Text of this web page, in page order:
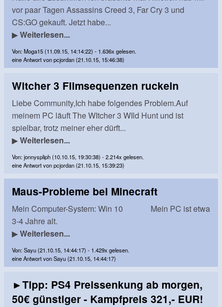
vor paar Tagen Assassins Creed 3, Far Cry 3 und
CS:GO gekauft. Jetzt habe...
▶Weiterlesen...
Von: Moga15 (11.09.15, 14:14:22) - 1.636x gelesen.
eine Antwort von pcjordan (21.10.15, 15:46:38)
Witcher 3 Filmsequenzen ruckeln
Liebe Community,Ich habe folgendes Problem.Auf
meinem PC läuft The WItcher 3 WIld Hunt und ist
spielbar, trotz meiner eher dürft...
▶Weiterlesen...
Von: jonnyspliph (10.10.15, 19:30:38) - 2.214x gelesen.
eine Antwort von pcjordan (21.10.15, 15:39:23)
Maus-Probleme bei Minecraft
Mein Computer-System: Win 10 Mein PC ist etwa
3-4 Jahre alt.
▶Weiterlesen...
Von: Sayu (21.10.15, 14:44:17) - 1.429x gelesen.
eine Antwort von Sayu (21.10.15, 14:44:17)
►Tipp: PS4 Preissenkung ab morgen,
50€ günstiger - Kampfpreis 321,- EUR!